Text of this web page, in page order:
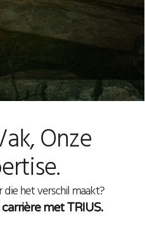
Onze
die het verschil maakt?
met TRIUS.